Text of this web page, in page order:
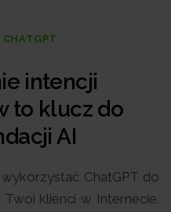
intencji
to klucz do
AI
ChatGPT do
klienci w Internecie.